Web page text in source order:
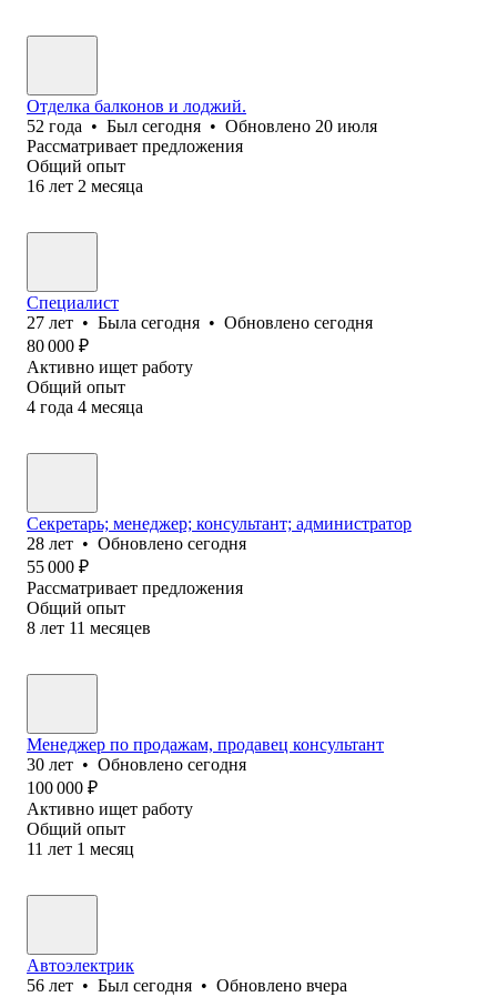
Отделка балконов и лоджий.
52 года • Был сегодня • Обновлено 20 июля
Рассматривает предложения
Общий опыт
16 лет 2 месяца
Специалист
27 лет • Была сегодня • Обновлено сегодня
80 000 ₽
Активно ищет работу
Общий опыт
4 года 4 месяца
Секретарь; менеджер; консультант; администратор
28 лет • Обновлено сегодня
55 000 ₽
Рассматривает предложения
Общий опыт
8 лет 11 месяцев
Менеджер по продажам, продавец консультант
30 лет • Обновлено сегодня
100 000 ₽
Активно ищет работу
Общий опыт
11 лет 1 месяц
Автоэлектрик
56 лет • Был сегодня • Обновлено вчера